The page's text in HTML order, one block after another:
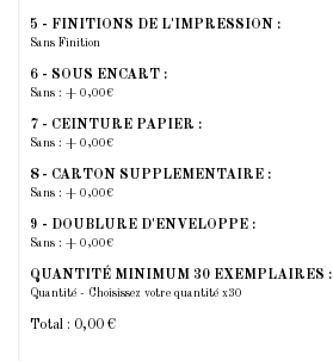
5 - FINITIONS DE L'IMPRESSION :
Sans Finition
6 - SOUS ENCART :
Sans : + 0,00€
7 - CEINTURE PAPIER :
Sans : + 0,00€
8 - CARTON SUPPLEMENTAIRE :
Sans : + 0,00€
9 - DOUBLURE D'ENVELOPPE :
Sans : + 0,00€
QUANTITÉ MINIMUM 30 EXEMPLAIRES :
Quantité - Choisissez votre quantité x30
Total : 0,00 €